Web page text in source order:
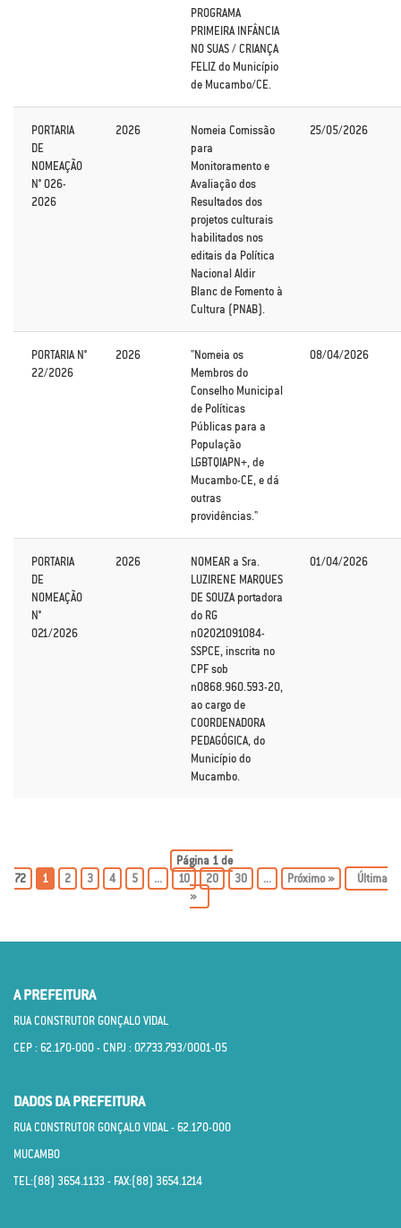
PROGRAMA
PRIMEIRA INFÂNCIA
NO SUAS / CRIANÇA
FELIZ do Município
de Mucambo/CE.
PORTARIA
DE
NOMEAÇÃO
N° 026-
2026
2026
Nomeia Comissão
para
Monitoramento e
Avaliação dos
Resultados dos
projetos culturais
habilitados nos
editais da Política
Nacional Aldir
Blanc de Fomento à
Cultura (PNAB).
25/05/2026
PORTARIA N°
22/2026
2026
"Nomeia os
Membros do
Conselho Municipal
de Políticas
Públicas para a
População
LGBTQIAPN+, de
Mucambo-CE, e dá
outras
providências."
08/04/2026
PORTARIA
DE
NOMEAÇÃO
N°
021/2026
2026
NOMEAR a Sra.
LUZIRENE MARQUES
DE SOUZA portadora
do RG
n02021091084-
SSPCE, inscrita no
CPF sob
n0868.960.593-20,
ao cargo de
COORDENADORA
PEDAGÓGICA, do
Município do
Mucambo.
01/04/2026
Página 1 de
72
1 2 3 4 5 ... 10 20 30 ... »
Última
»
A PREFEITURA
RUA CONSTRUTOR GONÇALO VIDAL
CEP : 62.170­-000 - CNPJ : 07.733.793/0001­-05
DADOS DA PREFEITURA
RUA CONSTRUTOR GONÇALO VIDAL - 62.170­-000
MUCAMBO
TEL:(88) 3654.1133 - FAX:(88) 3654.1214